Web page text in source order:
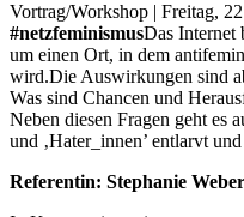
Vortrag/Workshop | Freitag,
#netzfeminismusDas Internet
um einen Ort, in dem
wird.Die Auswirkungen sind
Was sind Chancen und
Neben diesen Fragen geht es
und ‚Hater_innen’ entlarvt
Referentin: Stephanie Weber